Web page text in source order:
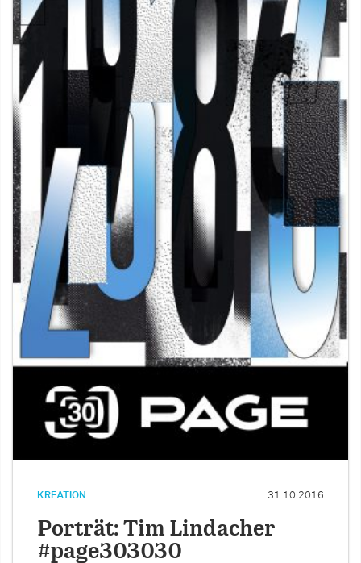
KREATION 31.10.2016
Porträt: Tim Lindacher
#page303030